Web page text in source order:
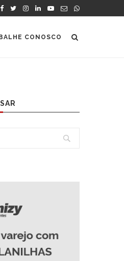
CONOSCO